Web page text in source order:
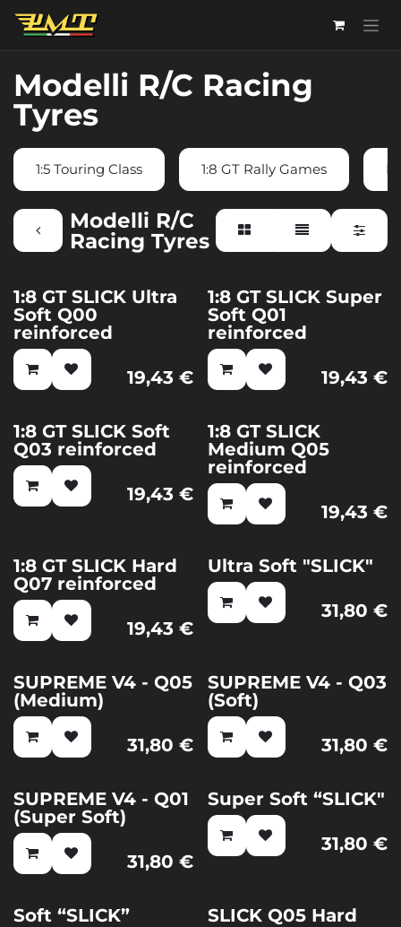
Modelli R/C Racing
Tyres
1:5 Touring Class 1:8 GT Rally Games
Modelli R/C
Racing Tyres
1:8 GT SLICK Ultra
Soft Q00
reinforced
19,43 €
1:8 GT SLICK Super
Soft Q01
reinforced
19,43 €
1:8 GT SLICK Soft
Q03 reinforced
19,43 €
1:8 GT SLICK
Medium Q05
reinforced
19,43 €
1:8 GT SLICK Hard
Q07 reinforced
19,43 €
Ultra Soft "SLICK"
31,80 €
SUPREME V4 - Q05
(Medium)
31,80 €
SUPREME V4 - Q03
(Soft)
31,80 €
SUPREME V4 - Q01
(Super Soft)
31,80 €
Super Soft “SLICK"
31,80 €
Soft “SLICK” SLICK Q05 Hard